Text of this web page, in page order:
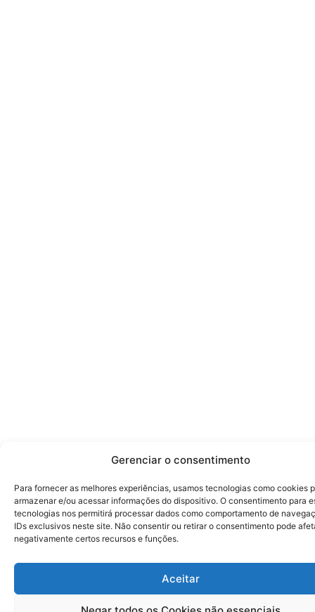
Gerenciar o consentimento
Para fornecer as melhores experiências, usamos tecnologias como cookies
armazenar e/ou acessar informações do dispositivo. O consentimento para
tecnologias nos permitirá processar dados como comportamento de
IDs exclusivos neste site. Não consentir ou retirar o consentimento pode
negativamente certos recursos e funções.
Aceitar